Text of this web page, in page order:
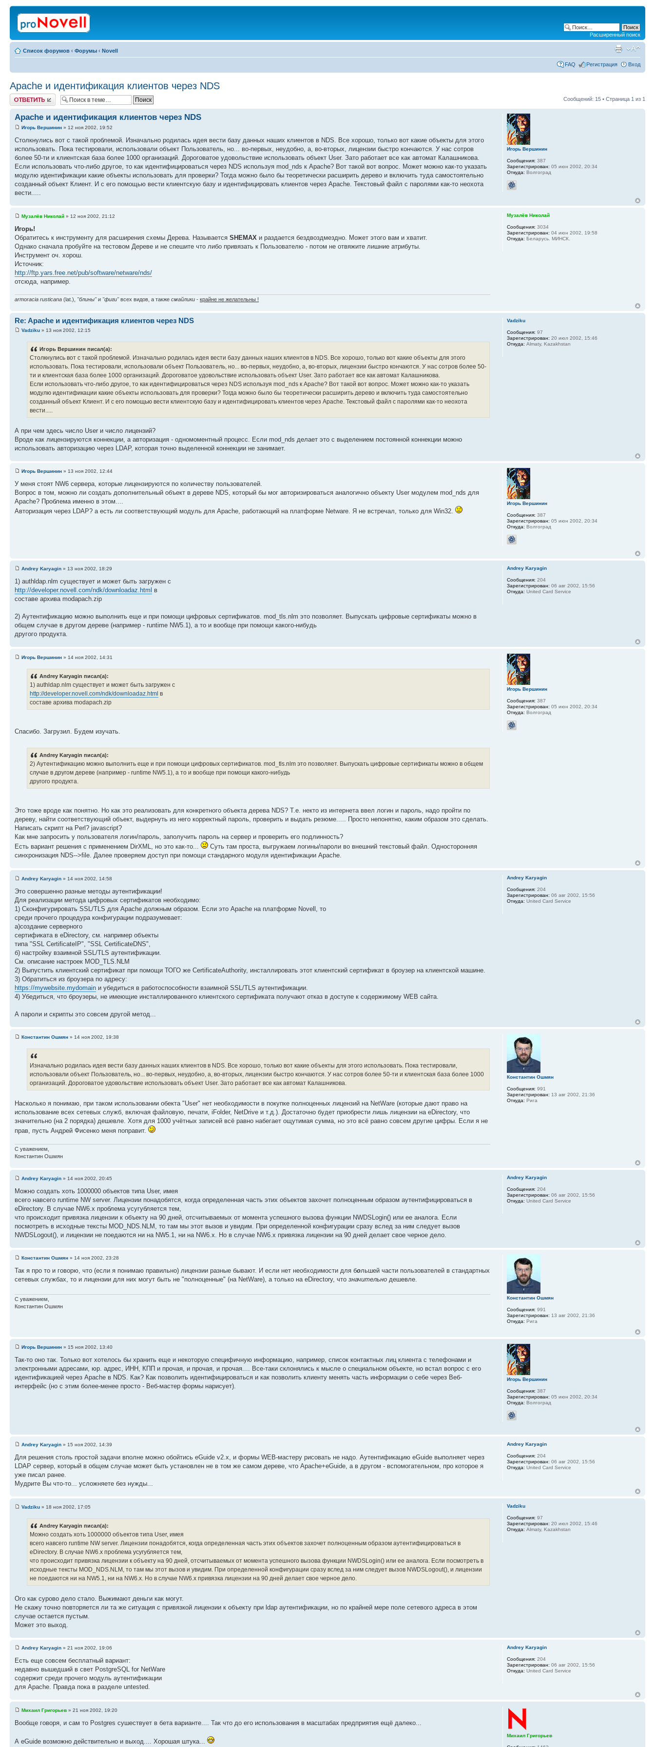
Расширенный поиск
Список форумов ‹ Форумы ‹ Novell
FAQ Регистрация Вход
Apache и идентификация клиентов через NDS
Ответить Сообщений: 15 • Страница 1 из 1
Apache и идентификация клиентов через NDS
Игорь Вершинин » 12 ноя 2002, 19:52
Столкнулись вот с такой проблемой. Изначально родилась идея вести базу данных наших клиентов в NDS. Все хорошо, только вот какие объекты для этого
использовать. Пока тестировали, использовали объект Пользователь, но... во-первых, неудобно, а, во-вторых, лицензии быстро кончаются. У нас сотров
более 50-ти и клиентская база более 1000 организаций. Дороговатое удовольствие использовать объект User. Зато работает все как автомат Калашникова.
Если использовать что-либо другое, то как идентифицироваться через NDS используя mod_nds к Apache? Вот такой вот вопрос. Может можно как-то указать
модулю идентификации какие объекты использовать для проверки? Тогда можно было бы теоретически расширить дерево и включить туда самостоятельно
созданный объект Клиент. И с его помощью вести клиентскую базу и идентифицировать клиентов через Apache. Текстовый файл с паролями как-то неохота
вести.....
Игорь Вершинин
Сообщения: 387
Зарегистрирован: 05 июн 2002, 20:34
Откуда: Волгоград
Музалёв Николай » 12 ноя 2002, 21:12
Игорь!
Обратитесь к инструменту для расширения схемы Дерева. Называется SHEMAX и раздается бездвоздмездно. Может этого вам и хватит.
Однако сначала пробуйте на тестовом Дереве и не спешите что либо привязать к Пользователю - потом не отвяжите лишние атрибуты.
Инструмент оч. хорош.
Источник:
http://ftp.yars.free.net/pub/software/netware/nds/
отсюда, например.
armoracia rusticana (lat.), "блины"и "фиги"всех видов, а также смайлики - крайне не желательны !
Музалёв Николай
Сообщения: 3034
Зарегистрирован: 04 июн 2002, 19:58
Откуда: Беларусь. МИНСК.
Re: Apache и идентификация клиентов через NDS
Vadziku » 13 ноя 2002, 12:15
Игорь Вершинин писал(а):
Столкнулись вот с такой проблемой. Изначально родилась идея вести базу данных наших клиентов в NDS. Все хорошо, только вот какие объекты для этого
использовать. Пока тестировали, использовали объект Пользователь, но... во-первых, неудобно, а, во-вторых, лицензии быстро кончаются. У нас сотров более 50-
ти и клиентская база более 1000 организаций. Дороговатое удовольствие использовать объект User. Зато работает все как автомат Калашникова.
Если использовать что-либо другое, то как идентифицироваться через NDS используя mod_nds к Apache? Вот такой вот вопрос. Может можно как-то указать
модулю идентификации какие объекты использовать для проверки? Тогда можно было бы теоретически расширить дерево и включить туда самостоятельно
созданный объект Клиент. И с его помощью вести клиентскую базу и идентифицировать клиентов через Apache. Текстовый файл с паролями как-то неохота
вести.....
А при чем здесь число User и число лицензий?
Вроде как лицензируются коннекции, а авторизация - одномоментный процесс. Если mod_nds делает это с выделением постоянной коннекции можно
использовать авторизацию через LDAP, которая точно выделенной коннекции не занимает.
Vadziku
Сообщения: 97
Зарегистрирован: 20 июл 2002, 15:46
Откуда: Almaty, Kazakhstan
Игорь Вершинин » 13 ноя 2002, 12:44
У меня стоят NW6 сервера, которые лицензируются по количеству пользователей.
Вопрос в том, можно ли создать дополнительный объект в дереве NDS, который бы мог авторизироваться аналогично объекту User модулем mod_nds для
Apache? Проблема именно в этом....
Авторизация через LDAP? а есть ли соответствующий модуль для Apache, работающий на платформе Netware. Я не встречал, только для Win32.
Игорь Вершинин
Сообщения: 387
Зарегистрирован: 05 июн 2002, 20:34
Откуда: Волгоград
Andrey Karyagin » 13 ноя 2002, 18:29
1) authldap.nlm существует и может быть загружен с
http://developer.novell.com/ndk/downloadaz.html в
составе архива modapach.zip
2) Аутентификацию можно выполнить еще и при помощи цифровых сертификатов. mod_tls.nlm это позволяет. Выпускать цифровые сертификаты можно в
общем случае в другом дереве (например - runtime NW5.1), а то и вообще при помощи какого-нибудь
другого продукта.
Andrey Karyagin
Сообщения: 204
Зарегистрирован: 06 авг 2002, 15:56
Откуда: United Card Service
Игорь Вершинин » 14 ноя 2002, 14:31
Andrey Karyagin писал(а):
1) authldap.nlm существует и может быть загружен с
http://developer.novell.com/ndk/downloadaz.html в
составе архива modapach.zip
Спасибо. Загрузил. Будем изучать.
Andrey Karyagin писал(а):
2) Аутентификацию можно выполнить еще и при помощи цифровых сертификатов. mod_tls.nlm это позволяет. Выпускать цифровые сертификаты можно в общем
случае в другом дереве (например - runtime NW5.1), а то и вообще при помощи какого-нибудь
другого продукта.
Это тоже вроде как понятно. Но как это реализовать для конкретного объекта дерева NDS? Т.е. некто из интернета ввел логин и пароль, надо пройти по
дереву, найти соответствующий объект, выдернуть из него корректный пароль, проверить и выдать резюме..... Просто непонятно, каким образом это сделать.
Написать скрипт на Perl? javascript?
Как мне запросить у пользователя логин/пароль, заполучить пароль на сервер и проверить его подлинность?
Есть вариант решения с применением DirXML, но это как-то...
Суть там проста, выгружаем логины/пароли во внешний текстовый файл. Односторонняя
синхронизация NDS-->file. Далее проверяем доступ при помощи стандарного модуля идентификации Apache.
Игорь Вершинин
Сообщения: 387
Зарегистрирован: 05 июн 2002, 20:34
Откуда: Волгоград
Andrey Karyagin » 14 ноя 2002, 14:58
Это совершенно разные методы аутентификации!
Для реализации метода цифровых сертификатов необходимо:
1) Сконфигурировать SSL/TLS для Apache должным образом. Если это Apache на платформе Novell, то
среди прочего процедура конфигурации подразумевает:
а)создание серверного
сертификата в eDirectory, см. например объекты
типа "SSL CertificateIP", "SSL CertificateDNS",
б) настройку взаимной SSL/TLS аутентификации.
См. описание настроек MOD_TLS.NLM
2) Выпустить клиентский сертификат при помощи ТОГО же CertificateAuthority, инсталлировать этот клиентский сертификат в броузер на клиентской машине.
3) Обратиться из броузера по адресу:
https://mywebsite.mydomain и убедиться в работоспособности взаимной SSL/TLS аутентификации.
4) Убедиться, что броузеры, не имеющие инсталлированного клиентского сертификата получают отказ в доступе к содержимому WEB сайта.
А пароли и скрипты это совсем другой метод...
Andrey Karyagin
Сообщения: 204
Зарегистрирован: 06 авг 2002, 15:56
Откуда: United Card Service
Константин Ошмян » 14 ноя 2002, 19:38
Изначально родилась идея вести базу данных наших клиентов в NDS. Все хорошо, только вот какие объекты для этого использовать. Пока тестировали,
использовали объект Пользователь, но... во-первых, неудобно, а, во-вторых, лицензии быстро кончаются. У нас сотров более 50-ти и клиентская база более 1000
организаций. Дороговатое удовольствие использовать объект User. Зато работает все как автомат Калашникова.
Насколько я понимаю, при таком использовании обекта "User" нет необходимости в покупке полноценных лицензий на NetWare (которые дают право на
использование всех сетевых служб, включая файловую, печати, iFolder, NetDrive и т.д.). Достаточно будет приобрести лишь лицензии на eDirectory, что
значительно (на 2 порядка) дешевле. Хотя для 1000 учётных записей всё равно набегает ощутимая сумма, но это всё равно совсем другие цифры. Если я не
прав, пусть Андрей Фисенко меня поправит.
С уважением,
Константин Ошмян
Константин Ошмян
Сообщения: 991
Зарегистрирован: 13 авг 2002, 21:36
Откуда: Рига
Andrey Karyagin » 14 ноя 2002, 20:45
Можно создать хоть 1000000 объектов типа User, имея
всего навсего runtime NW server. Лицензии понадобятся, когда определенная часть этих объектов захочет полноценным образом аутентифицироваться в
eDirectory. В случае NW6.x проблема усугубляется тем,
что происходит привязка лицензии к объекту на 90 дней, отсчитываемых от момента успешного вызова функции NWDSLogin() или ее аналога. Если
посмотреть в исходные тексты MOD_NDS.NLM, то там мы этот вызов и увидим. При определенной конфигурации сразу вслед за ним следует вызов
NWDSLogout(), и лицензии не поедаются ни на NW5.1, ни на NW6.x. Но в случае NW6.x привязка лицензии на 90 дней делает свое черное дело.
Andrey Karyagin
Сообщения: 204
Зарегистрирован: 06 авг 2002, 15:56
Откуда: United Card Service
Константин Ошмян » 14 ноя 2002, 23:28
Так я про то и говорю, что (если я понимаю правильно) лицензии разные бывают. И если нет необходимости для большей части пользователей в стандартных
сетевых службах, то и лицензии для них могут быть не "полноценные" (на NetWare), а только на eDirectory, что значительно дешевле.
С уважением,
Константин Ошмян
Константин Ошмян
Сообщения: 991
Зарегистрирован: 13 авг 2002, 21:36
Откуда: Рига
Игорь Вершинин » 15 ноя 2002, 13:40
Так-то оно так. Только вот хотелось бы хранить еще и некоторую специфичную информацию, например, список контактных лиц клиента с телефонами и
электронными адресами, юр. адрес, ИНН, КПП и прочая, и прочая, и прочая.... Все-таки склонялись к мысле о специальном объекте, но встал вопрос с его
идентификацией через Apache в NDS. Как? Как позволить идентифицироваться и как позволить клиенту менять часть информации о себе через Веб-
интерфейс (но с этим более-менее просто - Веб-мастер формы нарисует).
Игорь Вершинин
Сообщения: 387
Зарегистрирован: 05 июн 2002, 20:34
Откуда: Волгоград
Andrey Karyagin » 15 ноя 2002, 14:39
Для решения столь простой задачи вполне можно обойтись eGuide v2.x, и формы WEB-мастеру рисовать не надо. Аутентификацию eGuide выполняет через
LDAP сервер, который в общем случае может быть установлен не в том же самом дереве, что Apache+eGuide, а в другом - вспомогательном, про которое я
уже писал ранее.
Мудрите Вы что-то... усложняете без нужды...
Andrey Karyagin
Сообщения: 204
Зарегистрирован: 06 авг 2002, 15:56
Откуда: United Card Service
Vadziku » 18 ноя 2002, 17:05
Andrey Karyagin писал(а):
Можно создать хоть 1000000 объектов типа User, имея
всего навсего runtime NW server. Лицензии понадобятся, когда определенная часть этих объектов захочет полноценным образом аутентифицироваться в
eDirectory. В случае NW6.x проблема усугубляется тем,
что происходит привязка лицензии к объекту на 90 дней, отсчитываемых от момента успешного вызова функции NWDSLogin() или ее аналога. Если посмотреть в
исходные тексты MOD_NDS.NLM, то там мы этот вызов и увидим. При определенной конфигурации сразу вслед за ним следует вызов NWDSLogout(), и лицензии
не поедаются ни на NW5.1, ни на NW6.x. Но в случае NW6.x привязка лицензии на 90 дней делает свое черное дело.
Ого как сурово дело стало. Выжимают деньги как могут.
Не скажу точно повторяется ли та же ситуация с привязкой лицензии к объекту при ldap аутентификации, но по крайней мере поле сетевого адреса в этом
случае остается пустым.
Может это выход.
Vadziku
Сообщения: 97
Зарегистрирован: 20 июл 2002, 15:46
Откуда: Almaty, Kazakhstan
Andrey Karyagin » 21 ноя 2002, 19:06
Есть еще совсем бесплатный вариант:
недавно вышедший в свет PostgreSQL for NetWare
содержит среди прочего модуль аутентификации
для Apache. Правда пока в разделе untested.
Andrey Karyagin
Сообщения: 204
Зарегистрирован: 06 авг 2002, 15:56
Откуда: United Card Service
Михаил Григорьев » 21 ноя 2002, 19:20
Вообще говоря, и сам то Postgres сушествует в бета варианте.... Так что до его использования в масштабах предприятия ещё далеко...
А eGuide возможно действительно и выход.... Хорошая штука...
Михаил Григорьев